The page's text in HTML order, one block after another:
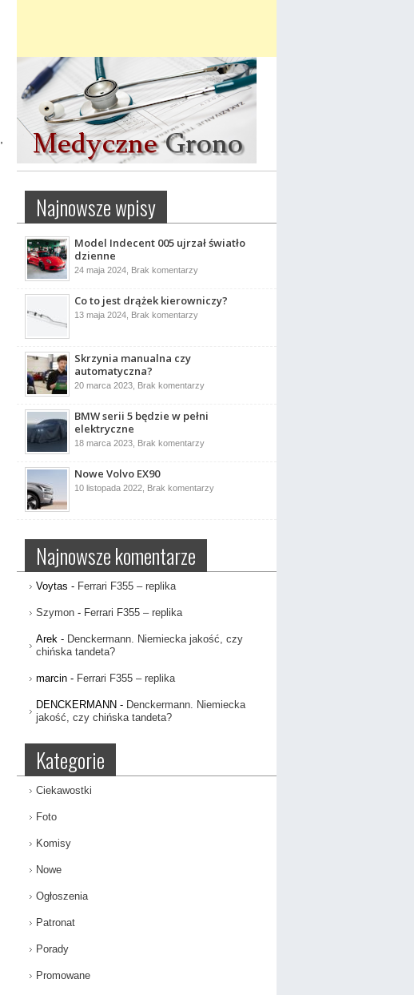
Najnowsze wpisy
Model Indecent 005 ujrzał światło
dzienne
24 maja 2024, Brak komentarzydo
005
ujrzał
światło
Co to jest drążek kierowniczy?
13 maja 2024, Brak komentarzydo
Skrzynia manualna czy
automatyczna?
20 marca 2023, Brak komentarzydo
czy
automatyczna?
BMW serii 5 będzie w pełni
elektryczne
18 marca 2023, Brak komentarzydo
w
Nowe Volvo EX90
10 listopada 2022, Brak komentarzydo
Najnowsze komentarze
Voytas - Ferrari F355 – replika
Szymon- Ferrari F355 – replika
Arek- Denckermann. Niemiecka jakość, czy
chińska tandeta?
marcin- Ferrari F355 – replika
DENCKERMANN - Denckermann. Niemiecka
jakość, czy chińska tandeta?
Kategorie
Ciekawostki
Foto
Komisy
Nowe
Ogłoszenia
Patronat
Porady
Promowane